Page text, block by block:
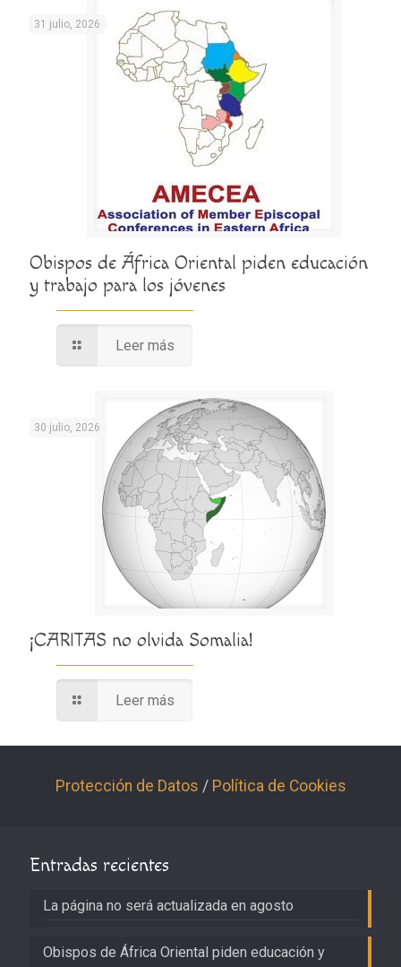
31 julio, 2026
Obispos de África Oriental piden educación
y trabajo para los jóvenes
Leer más
30 julio, 2026
¡CARITAS no olvida Somalia!
Leer más
Protección de Datos / Política de Cookies
Entradas recientes
La página no será actualizada en agosto
Obispos de África Oriental piden educación y